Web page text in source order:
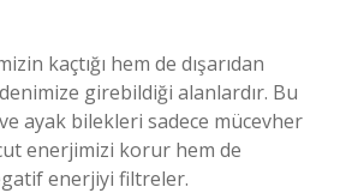
kaçtığı hem de dışarıdan
girebildiği alanlardır. Bu
ayak bilekleri sadece mücevher
enerjimizi korur hem de
enerjiyi filtreler.